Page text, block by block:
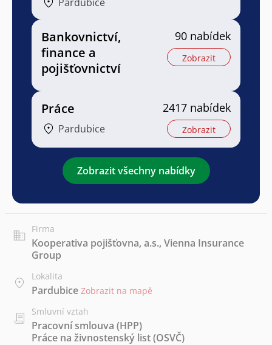
Bankovnictví,
finance a
pojišťovnictví
90 nabídek
Zobrazit
Práce
Pardubice
2417 nabídek
Zobrazit
Zobrazit všechny nabídky
Firma
Kooperativa pojišťovna, a.s., Vienna Insurance
Group
Lokalita
Pardubice Zobrazit na mapě
Smluvní vztah
Pracovní smlouva (HPP)
Práce na živnostenský list (OSVČ)